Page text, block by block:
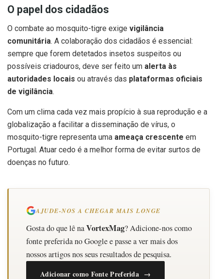
O papel dos cidadãos
O combate ao mosquito-tigre exige vigilância
comunitária. A colaboração dos cidadãos é essencial:
sempre que forem detetados insetos suspeitos ou
possíveis criadouros, deve ser feito um alerta às
autoridades locais ou através das plataformas oficiais
de vigilância.
Com um clima cada vez mais propício à sua reprodução e a
globalização a facilitar a disseminação de vírus, o
mosquito-tigre representa uma ameaça crescente em
Portugal. Atuar cedo é a melhor forma de evitar surtos de
doenças no futuro.
AJUDE-NOS A CHEGAR MAIS LONGE
Gosta do que lê naVortexMag? Adicione-nos como
fonte preferida no Google e passe a ver mais dos
nossos artigos nos seus resultados de pesquisa.
Adicionar como Fonte Preferida →